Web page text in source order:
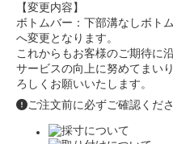
【変更内容】
ボトムバー：下部溝なしボト
へ変更となります。
これからもお客様のご期待に
サービスの向上に努めてまい
ろしくお願いいたします。
ご注文前に必ずご確認くだ